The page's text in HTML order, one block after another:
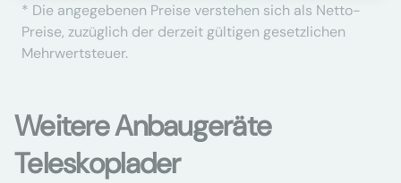
* Die angegebenen Preise verstehen sich als Netto-
Preise, zuzüglich der derzeit gültigen gesetzlichen
Mehrwertsteuer.
Weitere Anbaugeräte
Teleskoplader